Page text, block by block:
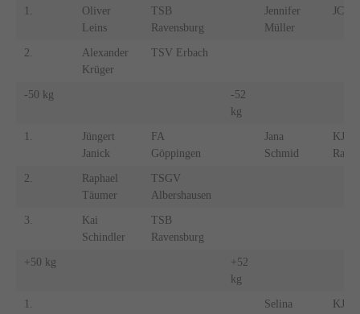
1.
Oliver
Leins
TSB
Ravensburg
Jennifer
Müller
JC
2.
Alexander
Krüger
TSV Erbach
-50 kg
-52
kg
1.
Jüngert
Janick
FA
Göppingen
Jana
Schmid
KJC
2.
Raphael
Täumer
TSGV
Albershausen
3.
Kai
Schindler
TSB
Ravensburg
+50 kg
+52
kg
1.
Selina
KJC